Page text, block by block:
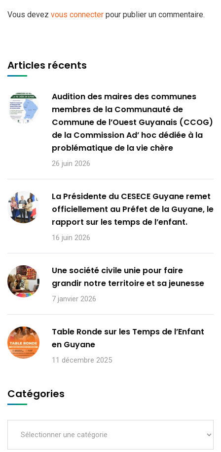
Vous devez vous connecter pour publier un commentaire.
Articles récents
Audition des maires des communes
membres de la Communauté de
Commune de l’Ouest Guyanais (CCOG)
de la Commission Ad’ hoc dédiée à la
problématique de la vie chère
26 juin 2026
La Présidente du CESECE Guyane remet
officiellement au Préfet de la Guyane, le
rapport sur les temps de l’enfant.
16 juin 2026
Une société civile unie pour faire
grandir notre territoire et sa jeunesse
7 janvier 2026
Table Ronde sur les Temps de l’Enfant
en Guyane
11 décembre 2025
Catégories